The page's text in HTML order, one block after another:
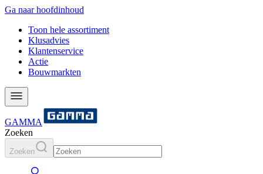
Ga naar hoofdinhoud
Toon hele assortiment
Klusadvies
Klantenservice
Actie
Bouwmarkten
GAMMA
Zoeken
Zoeken